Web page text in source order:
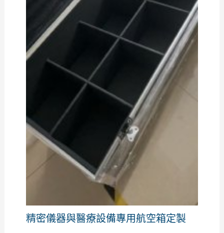
精密儀器與醫療設備專用航空箱定製